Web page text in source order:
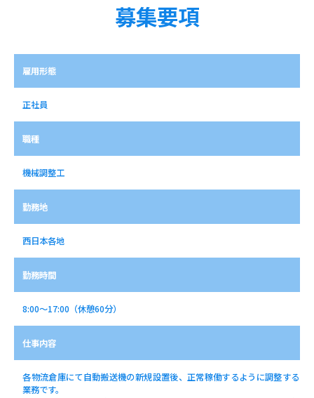
募集要項
雇用形態
正社員
職種
機械調整工
勤務地
西日本各地
勤務時間
8:00～17:00（休憩60分）
仕事内容
各物流倉庫にて自動搬送機の新規設置後、正常稼働するように調整する
業務です。